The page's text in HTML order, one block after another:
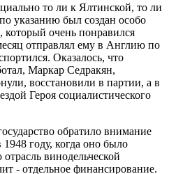
то ли к Ялтинской, то ли
указанию был создан особо
очень понравился
отправлял ему в Англию по
Оказалось, что
Маркар Седракян,
восстановили в партии, а в
Героя социалистического
обратило внимание
году, когда оно было
винодельческой
- отдельное финансирование.